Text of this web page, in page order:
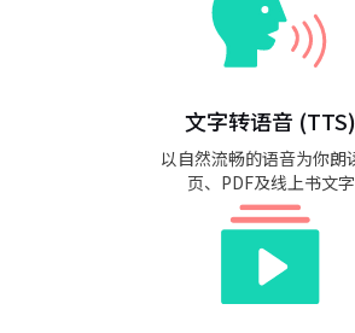
文字转语音 (TTS)
以自然流畅的语音为你朗
页、PDF及线上书文字